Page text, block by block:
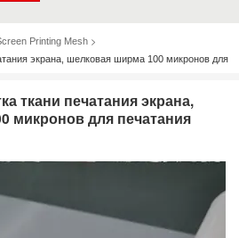
Printing Mesh >
экрана, шелковая ширма 100 микронов для
ткани печатания экрана,
микронов для печатания